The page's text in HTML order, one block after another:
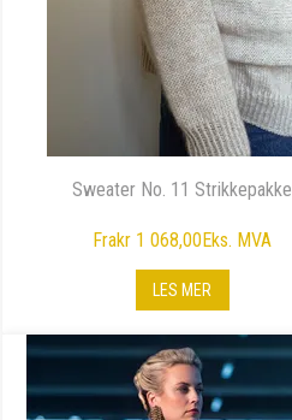
Sweater No. 11 Strikkepakke
Frakr 1 068,00Eks. MVA
LES MER